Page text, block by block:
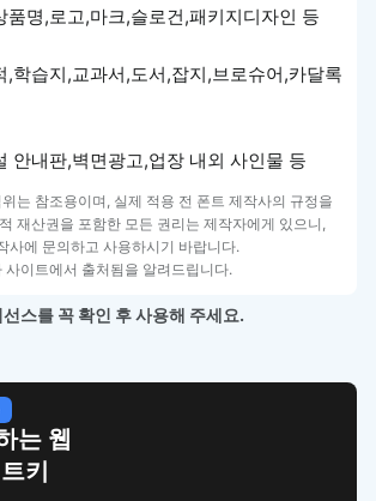
품명,로고,마크,슬로건,패키지디자인 등
,학습지,교과서,도서,잡지,브로슈어,카달록
안내판,벽면광고,업장 내외 사인물 등
는 참조용이며, 실제 적용 전 폰트 제작사의 규정을
재산권을 포함한 모든 권리는 제작자에게 있으니,
사에 문의하고 사용하시기 바랍니다.
사이트에서 출처됨을 알려드립니다.
스를 꼭 확인 후 사용해 주세요.
는 웹
키